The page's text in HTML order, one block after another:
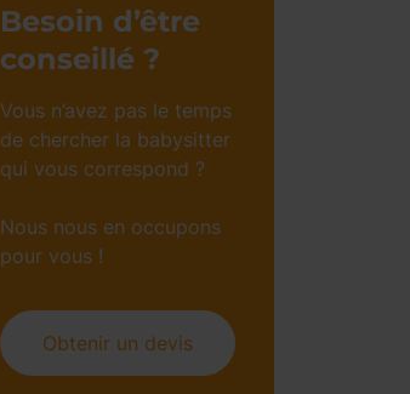
Besoin d’être
conseillé ?
Vous n’avez pas le temps
de chercher la babysitter
qui vous correspond ?
Nous nous en occupons
pour vous !
Obtenir un devis